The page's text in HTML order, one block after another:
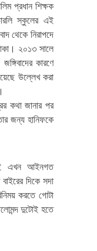
প্রধান শিক্ষক
স্কুলের এই
থেকে নিরাপদে
২০১৩ সালে
কারণে
উল্লেখ করা
কথা জানার পর
জন্য হানিফকে
এখন আইনগত
দিকে সদা
করতে গোটা
দুটোই হতে